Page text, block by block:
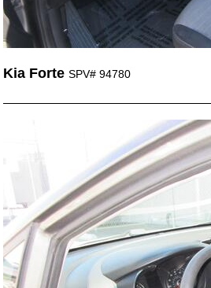
Kia Forte SPV# 94780